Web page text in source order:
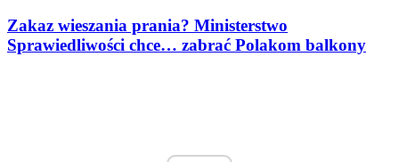
Zakaz wieszania prania? Ministerstwo
Sprawiedliwości chce… zabrać Polakom balkony